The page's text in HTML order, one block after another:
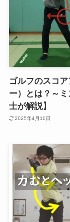
ゴルフのスコ
ー）とは？～
士が解説】
2025年4月10日